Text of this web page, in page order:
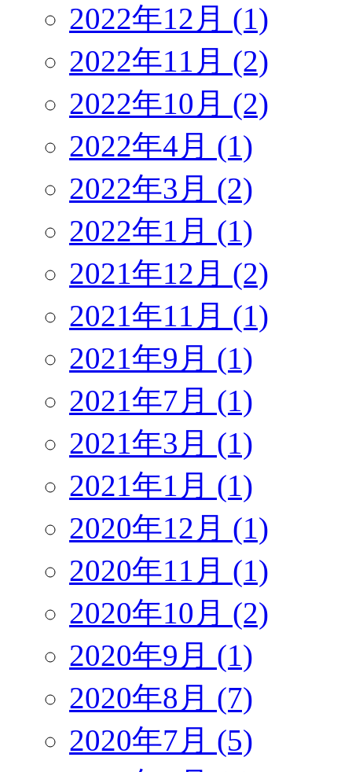
2022年12月 (1)
2022年11月 (2)
2022年10月 (2)
2022年4月 (1)
2022年3月 (2)
2022年1月 (1)
2021年12月 (2)
2021年11月 (1)
2021年9月 (1)
2021年7月 (1)
2021年3月 (1)
2021年1月 (1)
2020年12月 (1)
2020年11月 (1)
2020年10月 (2)
2020年9月 (1)
2020年8月 (7)
2020年7月 (5)